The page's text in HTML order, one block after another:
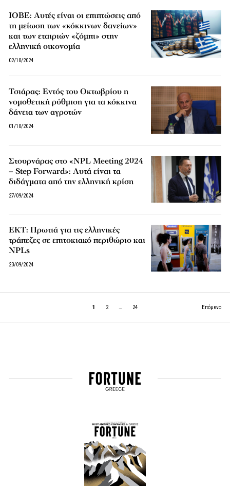
ΙΟΒΕ: Αυτές είναι οι επιπτώσεις από
τη μείωση των «κόκκινων δανείων»
και των εταιριών «ζόμπι» στην
ελληνική οικονομία
02/10/2024
Τσιάρας: Εντός του Οκτωβρίου η
νομοθετική ρύθμιση για τα κόκκινα
δάνεια των αγροτών
01/10/2024
Στουρνάρας στο «NPL Meeting 2024
– Step Forward»: Αυτά είναι τα
διδάγματα από την ελληνική κρίση
27/09/2024
ΕΚΤ: Πρωτιά για τις ελληνικές
τράπεζες σε επιτοκιακό περιθώριο και
NPLs
23/09/2024
1 2 … 24 Επόμενο